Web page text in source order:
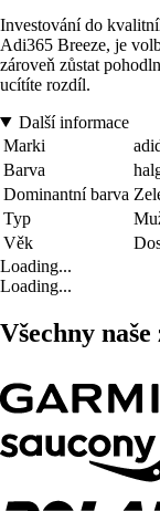
Investování do
Adi365 Breeze, je
zároveň zůstat
ucítíte rozdíl.
Další informace
Marki
Barva
Dominantní barva
Typ
Věk
Loading...
Loading...
Všechny